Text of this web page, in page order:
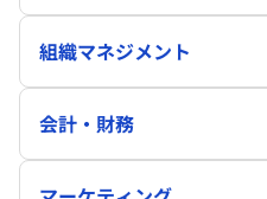
組織マネジメント
会計・財務